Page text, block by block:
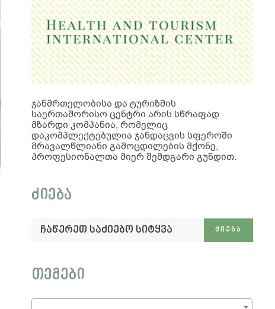
ჯანმრთელობისა და ტურიზმის
საერთაშორისო ცენტრი არის სწრაფად
მზარდი კომპანია, რომელიც
დაკომპლექტებულია ჯანდაცვის სფეროში
მრავალწლიანი გამოცდილების მქონე,
პროფესიონალთა მიერ შემდგარი გუნდით.
ძიება
ჩაწერეთ
საძიებო
ᲫᲘᲔᲑᲐ
თემები